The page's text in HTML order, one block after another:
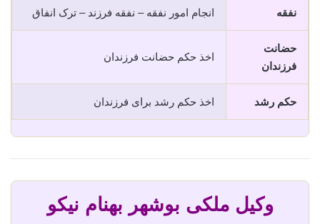
نفقه انجام امور نفقه – نفقه فرزند – ترک انفاق
حضانت
فرزندان
اخذ حکم حضانت فرزندان
حکم رشد اخذ حکم رشد برای فرزندان
وکیل ملکی بوشهر بهنام نیکو